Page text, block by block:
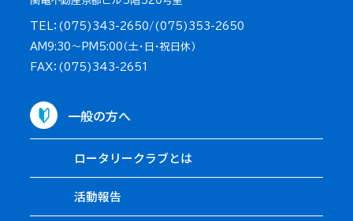
TEL：(075)343-2650/(075)353-2650
AM9:30～PM5:00（土・日・祝日休）
FAX：(075)343-2651
一般の方へ
ロータリークラブとは
活動報告